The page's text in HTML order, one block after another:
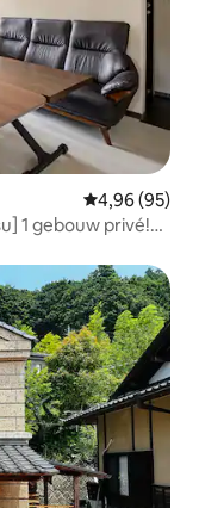
Gemiddelde
4,96 (95)
1 gebouw privé!
plezier!